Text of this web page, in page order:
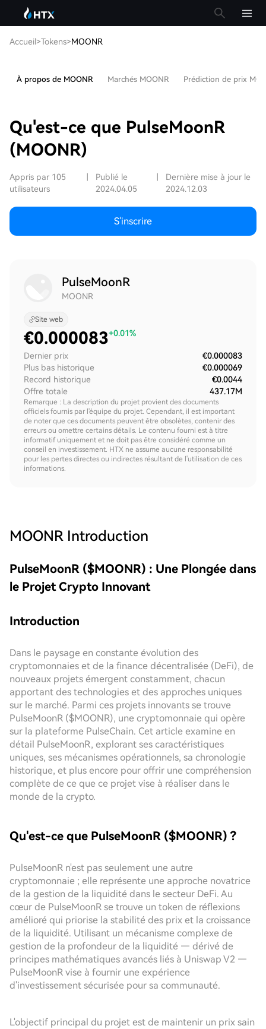
Accueil>Tokens>MOONR
À propos de MOONR Marchés MOONR Prédiction de prix
Qu'est-ce que PulseMoonR
(MOONR)
Appris par 105
utilisateurs
Publié le
2024.04.05
Dernière mise à jour le
2024.12.03
S'inscrire
PulseMoonR
MOONR
Site web
€0.000083+0.01%
Dernier prix
€0.000083
Plus bas historique
€0.000069
Record historique
€0.0044
Offre totale
437.17M
Remarque : La description du projet provient des documents
officiels fournis par l'équipe du projet. Cependant, il est important
de noter que ces documents peuvent être obsolètes, contenir des
erreurs ou omettre certains détails. Le contenu fourni est à titre
informatif uniquement et ne doit pas être considéré comme un
conseil en investissement. HTX ne assume aucune responsabilité
pour les pertes directes ou indirectes résultant de l'utilisation de ces
informations.
MOONR Introduction
PulseMoonR ($MOONR) : Une Plongée dans
le Projet Crypto Innovant
Introduction
Dans le paysage en constante évolution des
cryptomonnaies et de la finance décentralisée (DeFi), de
nouveaux projets émergent constamment, chacun
apportant des technologies et des approches uniques
sur le marché. Parmi ces projets innovants se trouve
PulseMoonR ($MOONR), une cryptomonnaie qui opère
sur la plateforme PulseChain. Cet article examine en
détail PulseMoonR, explorant ses caractéristiques
uniques, ses mécanismes opérationnels, sa chronologie
historique, et plus encore pour offrir une compréhension
complète de ce que ce projet vise à réaliser dans le
monde de la crypto.
Qu'est-ce que PulseMoonR ($MOONR) ?
PulseMoonR n'est pas seulement une autre
cryptomonnaie ; elle représente une approche novatrice
de la gestion de la liquidité dans le secteur DeFi. Au
cœur de PulseMoonR se trouve un token de réflexions
amélioré qui priorise la stabilité des prix et la croissance
de la liquidité. Utilisant un mécanisme complexe de
gestion de la profondeur de la liquidité — dérivé de
principes mathématiques avancés liés à Uniswap V2 —
PulseMoonR vise à fournir une expérience
d'investissement sécurisée pour sa communauté.
L'objectif principal du projet est de maintenir un prix sain